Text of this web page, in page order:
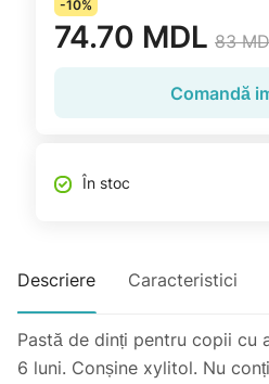
-10%
74.70 MDL 83
Comandă
În stoc
Descriere Caracteristici
Pastă de dinți pentru copii cu
6 luni. Conșine xylitol. Nu